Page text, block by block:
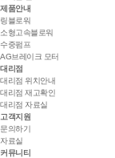
제품안내
링블로워
소형고속블로워
수중펌프
AG브레이크 모터
대리점
대리점 위치안내
대리점 재고확인
대리점 자료실
고객지원
문의하기
자료실
커뮤니티